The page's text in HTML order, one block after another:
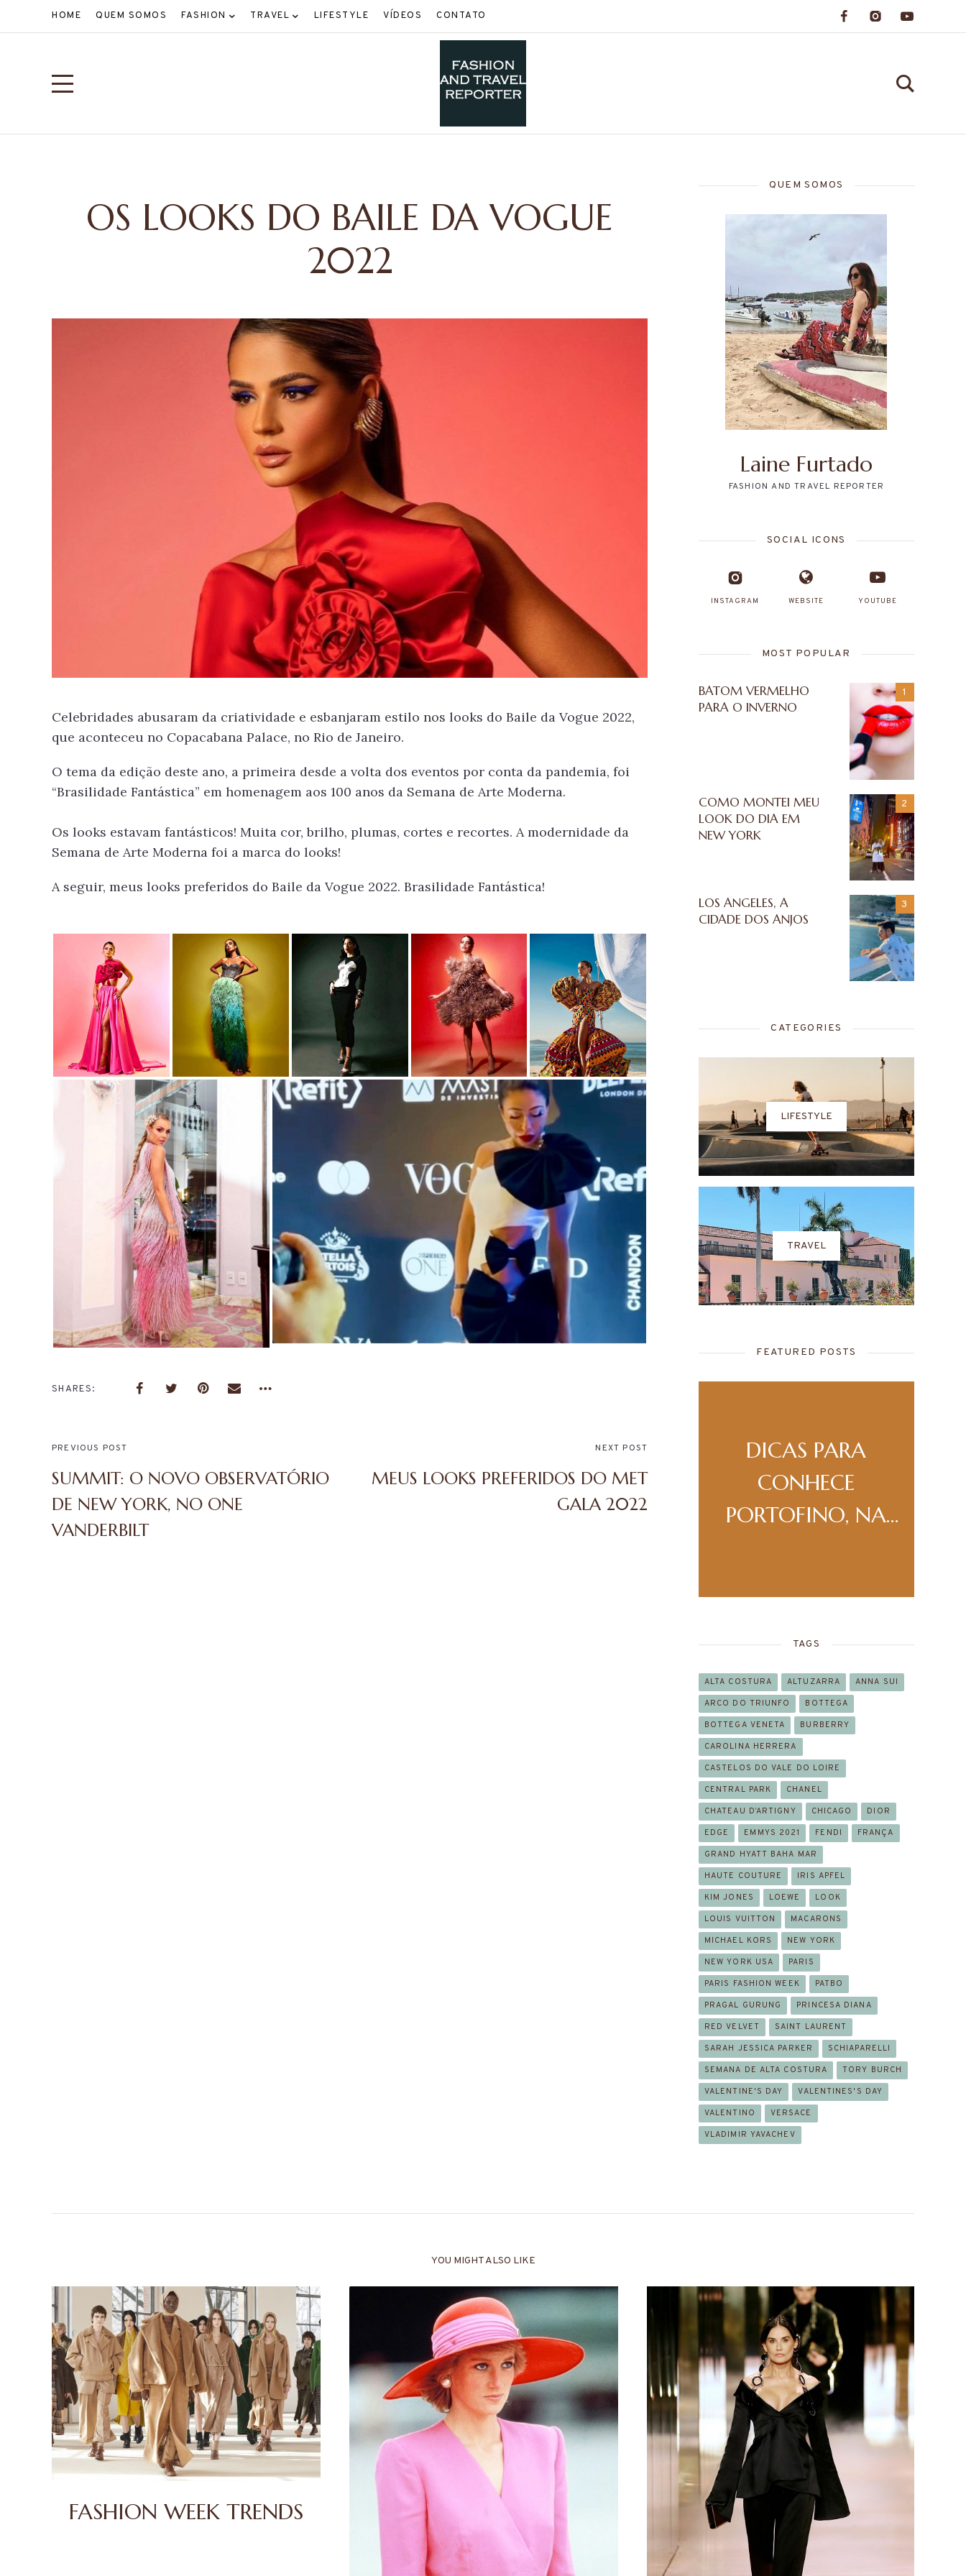
HOME QUEM SOMOS FASHION TRAVEL LIFESTYLE VÍDEOS CONTATO
OS LOOKS DO BAILE DA VOGUE
2022
Celebridades abusaram da criatividade e esbanjaram estilo nos looks do Baile da Vogue 2022,
que aconteceu no Copacabana Palace, no Rio de Janeiro.
O tema da edição deste ano, a primeira desde a volta dos eventos por conta da pandemia, foi
“Brasilidade Fantástica” em homenagem aos 100 anos da Semana de Arte Moderna.
Os looks estavam fantásticos! Muita cor, brilho, plumas, cortes e recortes. A modernidade da
Semana de Arte Moderna foi a marca do looks!
A seguir, meus looks preferidos do Baile da Vogue 2022. Brasilidade Fantástica!
SHARES
PREVIOUS POST
SUMMIT: O NOVO OBSERVATÓRIO
DE NEW YORK, NO ONE
VANDERBILT
NEXT POST
MEUS LOOKS PREFERIDOS DO MET
GALA 2022
QUEM SOMOS
Laine Furtado
FASHION AND TRAVEL REPORTER
SOCIAL ICONS
INSTAGRAM WEBSITE YOUTUBE
MOST POPULAR
BATOM VERMELHO
PARA O INVERNO
COMO MONTEI MEU
LOOK DO DIA EM
NEW YORK
LOS ANGELES, A
CIDADE DOS ANJOS
CATEGORIES
LIFESTYLE
TRAVEL
FEATURED POSTS
A ARTE VESTÍVEL
PRIMAVERA NA
DECORAÇÃO DA
SUA CASA
DICAS PARA
CONHECE
PORTOFINO, NA
TAGS
ALTA COSTURA ALTUZARRA ANNA SUI
ARCO DO TRIUNFO BOTTEGA
BOTTEGA VENETA BURBERRY
CAROLINA HERRERA
CASTELOS DO VALE DO LOIRE
CENTRAL PARK CHANEL
CHATEAU D’ARTIGNY CHICAGO DIOR
EDGE EMMYS 2021 FENDI FRANÇA
GRAND HYATT BAHA MAR
HAUTE COUTURE IRIS APFEL
KIM JONES LOEWE LOOK
LOUIS VUITTON MACARONS
MICHAEL KORS NEW YORK
NEW YORK USA PARIS
PARIS FASHION WEEK PATBO
PRAGAL GURUNG PRINCESA DIANA
RED VELVET SAINT LAURENT
SARAH JESSICA PARKER SCHIAPARELLI
SEMANA DE ALTA COSTURA TORY BURCH
VALENTINE'S DAY VALENTINES'S DAY
VALENTINO VERSACE
VLADIMIR YAVACHEV
YOU MIGHT ALSO LIKE
FASHION WEEK TRENDS